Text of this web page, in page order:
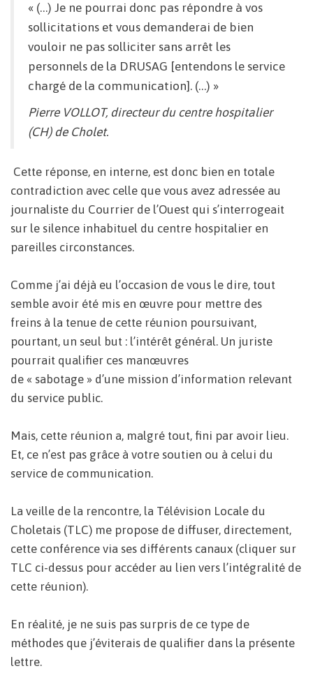
« (…) Je ne pourrai donc pas répondre à vos
sollicitations et vous demanderai de bien
vouloir ne pas solliciter sans arrêt les
personnels de la DRUSAG [entendons le service
chargé de la communication]. (…) »
Pierre VOLLOT, directeur du centre hospitalier
(CH) de Cholet.
Cette réponse, en interne, est donc bien en totale
contradiction avec celle que vous avez adressée au
journaliste du Courrier de l’Ouest qui s’interrogeait
sur le silence inhabituel du centre hospitalier en
pareilles circonstances.
Comme j’ai déjà eu l’occasion de vous le dire, tout
semble avoir été mis en œuvre pour mettre des
freins à la tenue de cette réunion poursuivant,
pourtant, un seul but : l’intérêt général. Un juriste
pourrait qualifier ces manœuvres
de « sabotage » d’une mission d’information relevant
du service public.
Mais, cette réunion a, malgré tout, fini par avoir lieu.
Et, ce n’est pas grâce à votre soutien ou à celui du
service de communication.
La veille de la rencontre, la Télévision Locale du
Choletais (TLC) me propose de diffuser, directement,
cette conférence via ses différents canaux (cliquer sur
TLC ci-dessus pour accéder au lien vers l’intégralité de
cette réunion).
En réalité, je ne suis pas surpris de ce type de
méthodes que j’éviterais de qualifier dans la présente
lettre.